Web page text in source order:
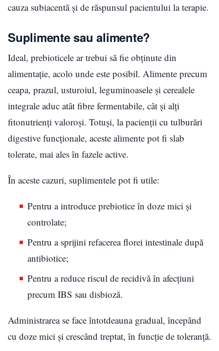
cauza subiacentă și de răspunsul pacientului la terapie.
Suplimente sau alimente?
Ideal, prebioticele ar trebui să fie obținute din
alimentație, acolo unde este posibil. Alimente precum
ceapa, prazul, usturoiul, leguminoasele și cerealele
integrale aduc atât fibre fermentabile, cât și alți
fitonutrienți valoroși. Totuși, la pacienții cu tulburări
digestive funcționale, aceste alimente pot fi slab
tolerate, mai ales în fazele active.
În aceste cazuri, suplimentele pot fi utile:
Pentru a introduce prebiotice în doze mici și
controlate;
Pentru a sprijini refacerea florei intestinale după
antibiotice;
Pentru a reduce riscul de recidivă în afecțiuni
precum IBS sau disbioză.
Administrarea se face întotdeauna gradual, începând
cu doze mici și crescând treptat, în funcție de toleranță.